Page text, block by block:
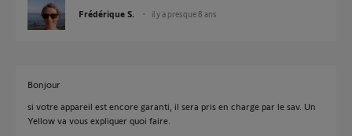
Frédérique S. il y a presque 8 ans
Bonjour
si votre appareil est encore garanti, il sera pris en charge par le sav. Un
Yellow va vous expliquer quoi faire.